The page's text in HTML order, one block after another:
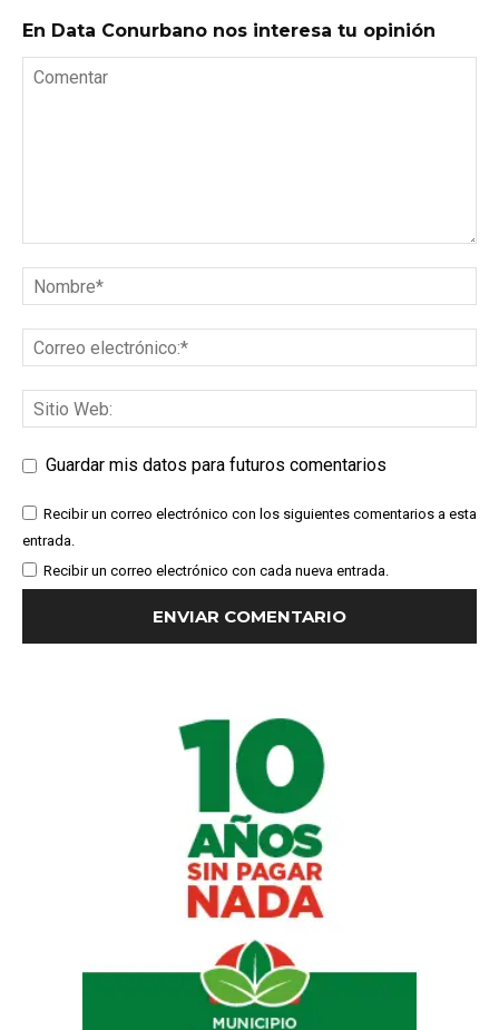
En Data Conurbano nos interesa tu opinión
Guardar mis datos para futuros comentarios
Recibir un correo electrónico con los siguientes comentarios a esta
entrada.
Recibir un correo electrónico con cada nueva entrada.